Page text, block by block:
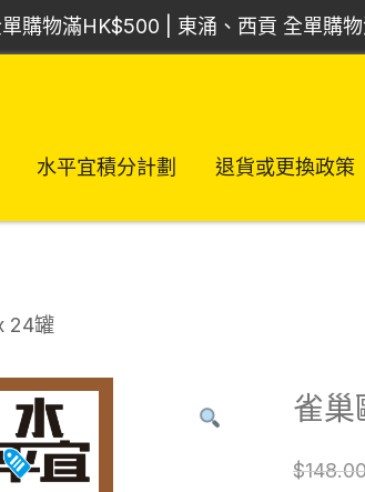
購物滿HK$500 | 東涌、西貢 全單購
水平宜積分計劃 退貨或更換政策
24罐
雀
$